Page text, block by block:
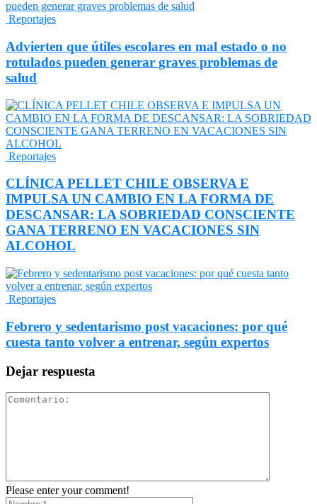
Reportajes
Advierten que útiles escolares en mal estado o no
rotulados pueden generar graves problemas de
salud
Reportajes
CLÍNICA PELLET CHILE OBSERVA E
IMPULSA UN CAMBIO EN LA FORMA DE
DESCANSAR: LA SOBRIEDAD CONSCIENTE
GANA TERRENO EN VACACIONES SIN
ALCOHOL
Reportajes
Febrero y sedentarismo post vacaciones: por qué
cuesta tanto volver a entrenar, según expertos
Dejar respuesta
Please enter your comment!